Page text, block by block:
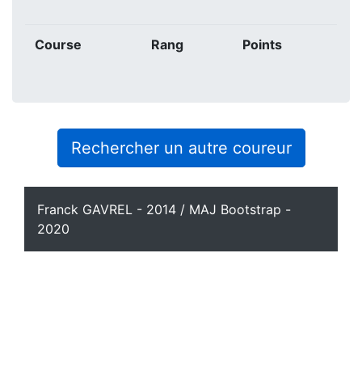
Course Rang Points
Rechercher un autre coureur
Franck GAVREL - 2014 / MAJ Bootstrap -
2020